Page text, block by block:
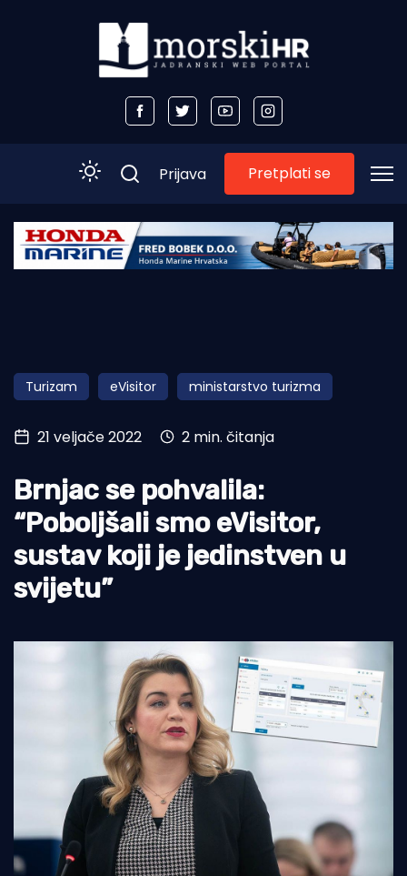
Početna
Obala
Otoci
Turizam i nautika
Pomorstvo
Ribolov
Ekologija
Tradicija i kultura
Prijava Pretplati se
Turizam eVisitor ministarstvo turizma
21 veljače 2022 2 min. čitanja
Brnjac se pohvalila:
“Poboljšali smo eVisitor,
sustav koji je jedinstven u
svijetu”